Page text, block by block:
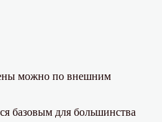
можно по внешним
базовым для большинства